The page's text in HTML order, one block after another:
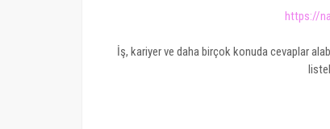
https://
İş, kariyer ve daha birçok konuda cevaplar